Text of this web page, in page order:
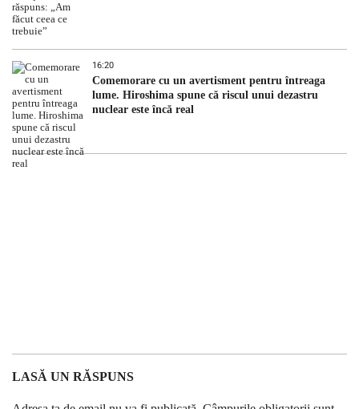
16:20
Comemorare cu un avertisment pentru întreaga
lume. Hiroshima spune că riscul unui dezastru
nuclear este încă real
LASĂ UN RĂSPUNS